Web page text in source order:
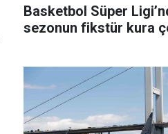
Basketbol Süper
sezonun fikstür kura